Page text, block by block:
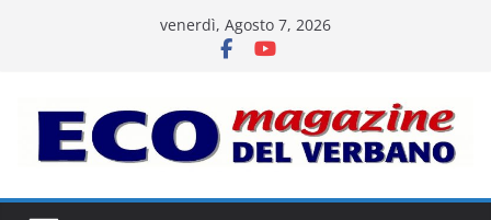
venerdì, Agosto 7, 2026